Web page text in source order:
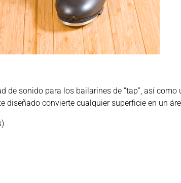
de sonido para los bailarines de “tap”, así
diseñado convierte cualquier superficie en un